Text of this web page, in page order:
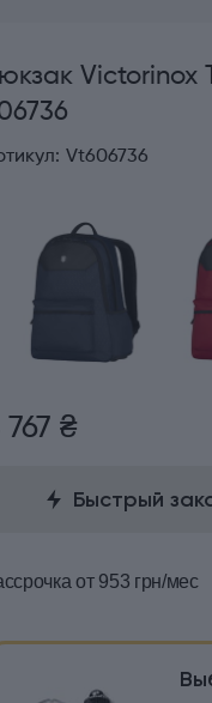
Victorinox
Vt606736
767 ₴
Быстрый
от 953 грн/мес